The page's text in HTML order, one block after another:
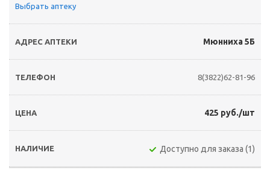
Выбрать аптеку
Мюнниха 5Б
8(3822)62-81-96
425 руб./шт
Доступно для заказа (1)